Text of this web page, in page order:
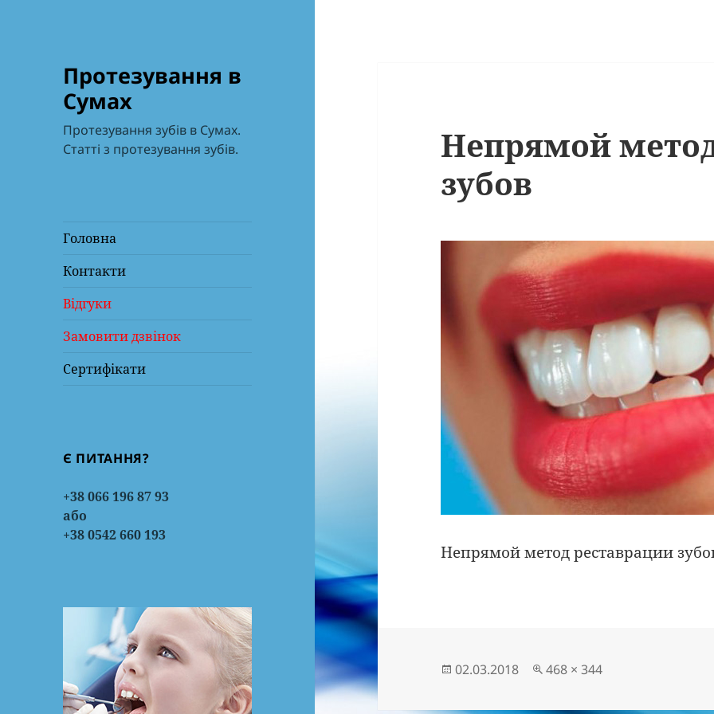
Протезування в
Сумах
Протезування зубів в Сумах.
Статті з протезування зубів.
Головна
Контакти
Відгуки
Замовити дзвінок
Сертифікати
Є ПИТАННЯ?
+38 066 196 87 93
або
+38 0542 660 193
Непрямой
зубов
Непрямой метод реставрации
Опубліковано
02.03.2018
Повний
468 × 344